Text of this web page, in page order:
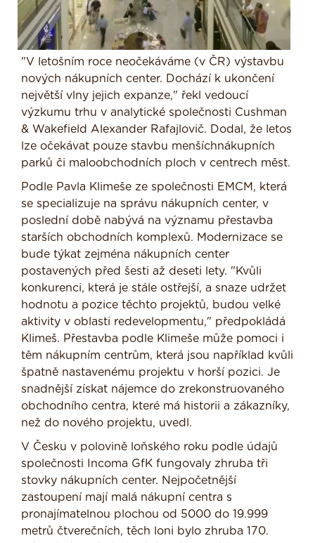
"V letošním roce neočekáváme (v ČR) výstavbu
nových nákupních center. Dochází k ukončení
největší vlny jejich expanze," řekl vedoucí
výzkumu trhu v analytické společnosti Cushman
& Wakefield Alexander Rafajlovič. Dodal, že letos
lze očekávat pouze stavbu menšíchnákupních
parků či maloobchodních ploch v centrech měst.
Podle Pavla Klimeše ze společnosti EMCM, která
se specializuje na správu nákupních center, v
poslední době nabývá na významu přestavba
starších obchodních komplexů. Modernizace se
bude týkat zejména nákupních center
postavených před šesti až deseti lety. "Kvůli
konkurenci, která je stále ostřejší, a snaze udržet
hodnotu a pozice těchto projektů, budou velké
aktivity v oblasti redevelopmentu," předpokládá
Klimeš. Přestavba podle Klimeše může pomoci i
těm nákupním centrům, která jsou například kvůli
špatně nastavenému projektu v horší pozici. Je
snadnější získat nájemce do zrekonstruovaného
obchodního centra, které má historii a zákazníky,
než do nového projektu, uvedl.
V Česku v polovině loňského roku podle údajů
společnosti Incoma GfK fungovaly zhruba tři
stovky nákupních center. Nejpočetnější
zastoupení mají malá nákupní centra s
pronajímatelnou plochou od 5000 do 19.999
metrů čtverečních, těch loni bylo zhruba 170.